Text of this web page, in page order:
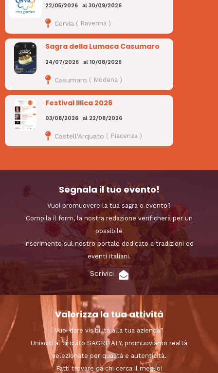
22/05/2026 al 30/09/2026
Cervia ( Ravenna)
Sagra della Lumaca Casumaro
24/07/2026 al 10/08/2026
Casumaro ( Modena )
Festival Illica 2026
03/08/2026 al 22/08/2026
Castell'Arquato ( Piacenza)
Segnala il tuo evento!
Vuoi promuovere la tua sagra o evento?
Compila il form, la nostra redazione verificherà per un
possibile
inserimento sul nostro portale dedicato a tradizioni ed
eventi italiani.
Scrivici
Valorizza la tua attività
Vuoi dare visibilità alla tua azienda?
Unisciti al circuito SAGRITALY, promuoviamo realtà
selezionate per qualità e autenticità.
Fatti trovare da chi cerca il meglio!